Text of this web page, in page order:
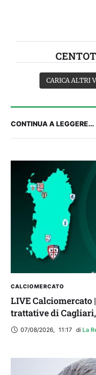
Balliana: “Firmare
Real Madrid.
CARICA ALTRI
CONTINUA A LEGGERE...
CALCIOMERCATO
LIVE Calciomercato
trattative di Cagliari,
07/08/2026, 11:17 di La